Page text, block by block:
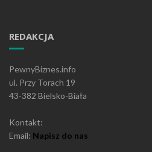
REDAKCJA
PewnyBiznes.info
ul. Przy Torach 19
43-382 Bielsko-Biała
Kontakt:
Email: Napisz do nas